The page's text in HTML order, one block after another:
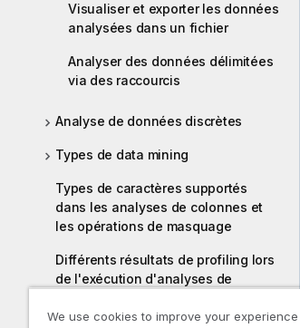
Visualiser et exporter les données
analysées dans un fichier
Analyser des données délimitées
via des raccourcis
Analyse de données discrètes
Types de data mining
Types de caractères supportés
dans les analyses de colonnes et
les opérations de masquage
Différents résultats de profiling lors
de l'exécution d'analyses de
SQL
We use cookies to improve your